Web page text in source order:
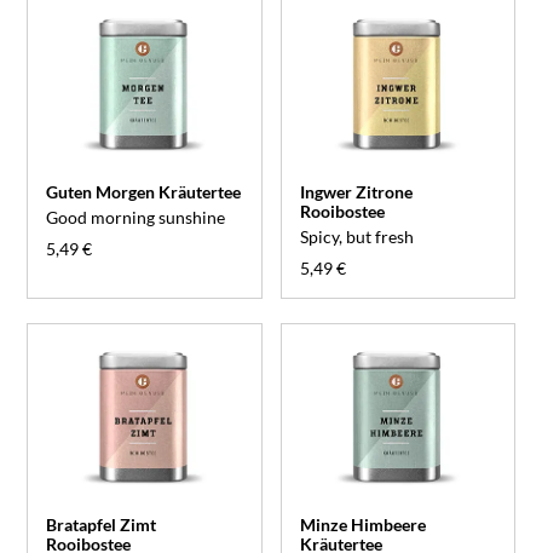
Guten Morgen Kräutertee
Good morning sunshine
5,49 €
Ingwer Zitrone
Rooibostee
Spicy, but fresh
5,49 €
Bratapfel Zimt
Rooibostee
Minze Himbeere
Kräutertee